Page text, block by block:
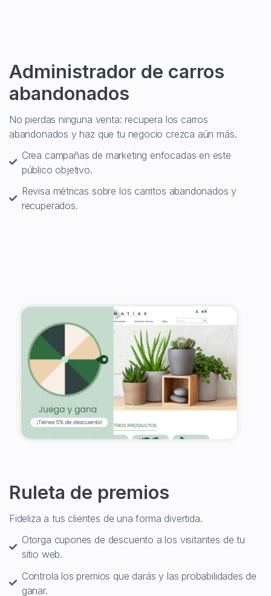
Administrador de carros
abandonados
No pierdas ninguna venta: recupera los carros
abandonados y haz que tu negocio crezca aún más.
Crea campañas de marketing enfocadas en este
público objetivo.
Revisa métricas sobre los carritos abandonados y
recuperados.
Ruleta de premios
Fideliza a tus clientes de una forma divertida.
Otorga cupones de descuento a los visitantes de tu
sitio web.
Controla los premios que darás y las probabilidades de
ganar.